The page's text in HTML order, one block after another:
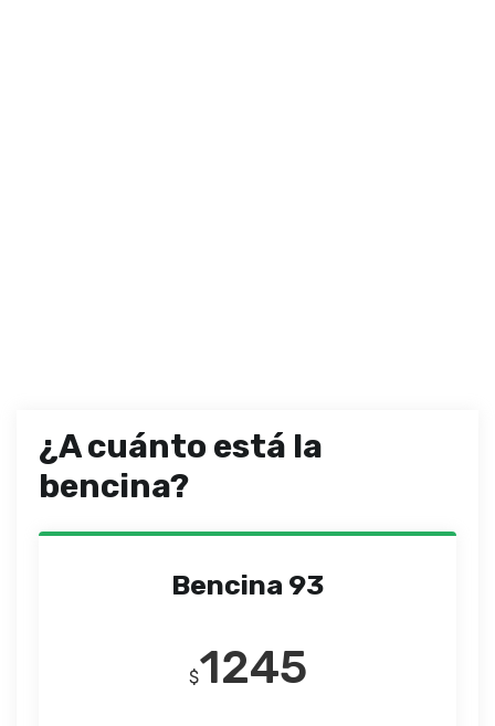
¿A cuánto está la
bencina?
Bencina 93
$1245